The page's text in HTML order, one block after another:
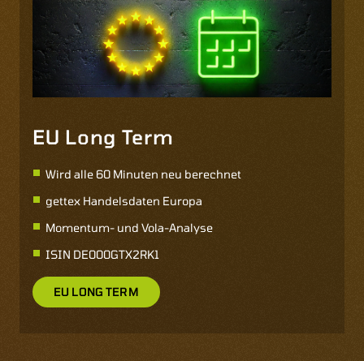
EU Long Term
Wird alle 60 Minuten neu berechnet
gettex Handelsdaten Europa
Momentum- und Vola-Analyse
ISIN DE000GTX2RK1
EU LONG TERM